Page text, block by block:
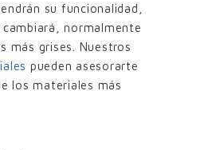
su funcionalidad,
normalmente
más grises. Nuestros
pueden asesorarte
los materiales más